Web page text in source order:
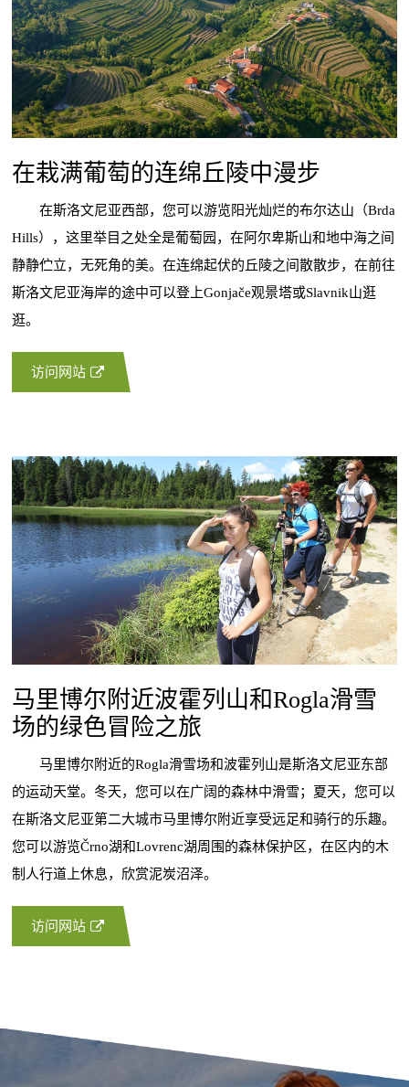
在栽满葡萄的连绵丘陵中漫步
在斯洛文尼亚西部，您可以游览阳光灿烂的布尔达山（Brda
Hills），这里举目之处全是葡萄园，在阿尔卑斯山和地中海之间
静静伫立，无死角的美。在连绵起伏的丘陵之间散散步，在前往
斯洛文尼亚海岸的途中可以登上Gonjače观景塔或Slavnik山逛
逛。
访问网站
马里博尔附近波霍列山和Rogla滑雪
场的绿色冒险之旅
马里博尔附近的Rogla滑雪场和波霍列山是斯洛文尼亚东部
的运动天堂。冬天，您可以在广阔的森林中滑雪；夏天，您可以
在斯洛文尼亚第二大城市马里博尔附近享受远足和骑行的乐趣。
您可以游览Črno湖和Lovrenc湖周围的森林保护区，在区内的木
制人行道上休息，欣赏泥炭沼泽。
访问网站